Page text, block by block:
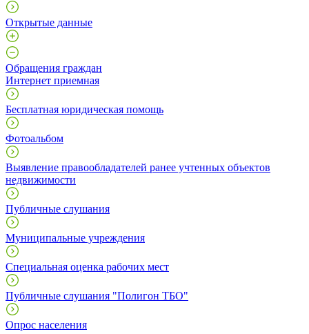
Открытые данные
Обращения граждан
Интернет приемная
Бесплатная юридическая помощь
Фотоальбом
Выявление правообладателей ранее учтенных объектов
недвижимости
Публичные слушания
Муниципальные учреждения
Специальная оценка рабочих мест
Публичные слушания "Полигон ТБО"
Опрос населения